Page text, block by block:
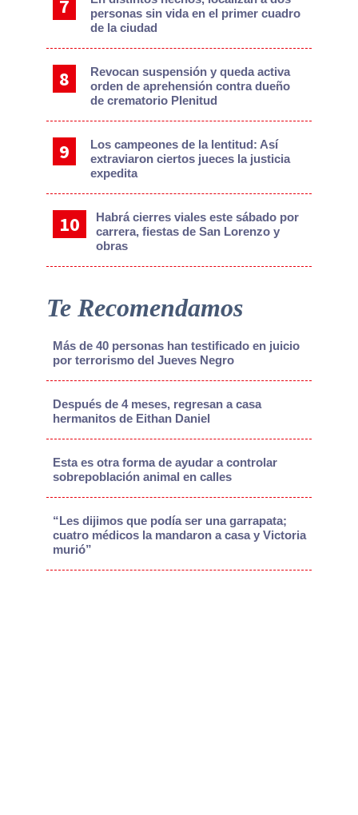
personas sin vida en el primer cuadro
de la ciudad
Revocan suspensión y queda activa
orden de aprehensión contra dueño
de crematorio Plenitud
Los campeones de la lentitud: Así
extraviaron ciertos jueces la justicia
expedita
Habrá cierres viales este sábado por
carrera, fiestas de San Lorenzo y
obras
Te Recomendamos
Más de 40 personas han testificado en juicio
por terrorismo del Jueves Negro
Después de 4 meses, regresan a casa
hermanitos de Eithan Daniel
Esta es otra forma de ayudar a controlar
sobrepoblación animal en calles
“Les dijimos que podía ser una garrapata;
cuatro médicos la mandaron a casa y Victoria
murió”